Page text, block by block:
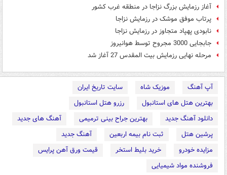
آغاز رزمایش بزرگ نزاجا در منطقه غرب کشور
پرتاب موفق موشک در رزمایش نزاجا
نابودی پهپاد متجاوز در رزمایش نزاجا
جابجایی 3000 مجروح توسط هوانیروز
مرحله نهایی رزمایش بیت المقدس 27 آغاز شد
آپ آهنگ موزیک شاه
سایت تاریخ ایران
بهترین هتل های استانبول
رزرو هتل استانبول
دانلود آهنگ جدید
بهترین جراح بینی ترمیمی
آهنگ های جدید
پرشین هتل
ثبت نام بیمه اربعین
آهنگ جدید
مزایده خودرو
خرید بلیط استخر
قیمت ورق آهن پرایس
فروشنده مواد شیمیایی